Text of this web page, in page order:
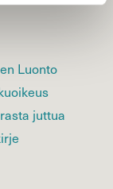
Luonto
juttua